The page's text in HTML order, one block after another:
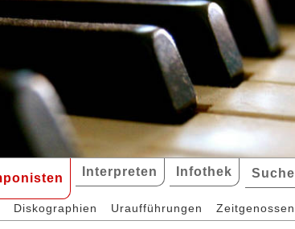
Interpreten Infothek Suche
Diskographien Uraufführungen Zeitgenossen